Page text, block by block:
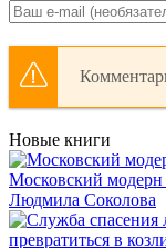
Новые книги
Московский модерн
Людмила Соколова